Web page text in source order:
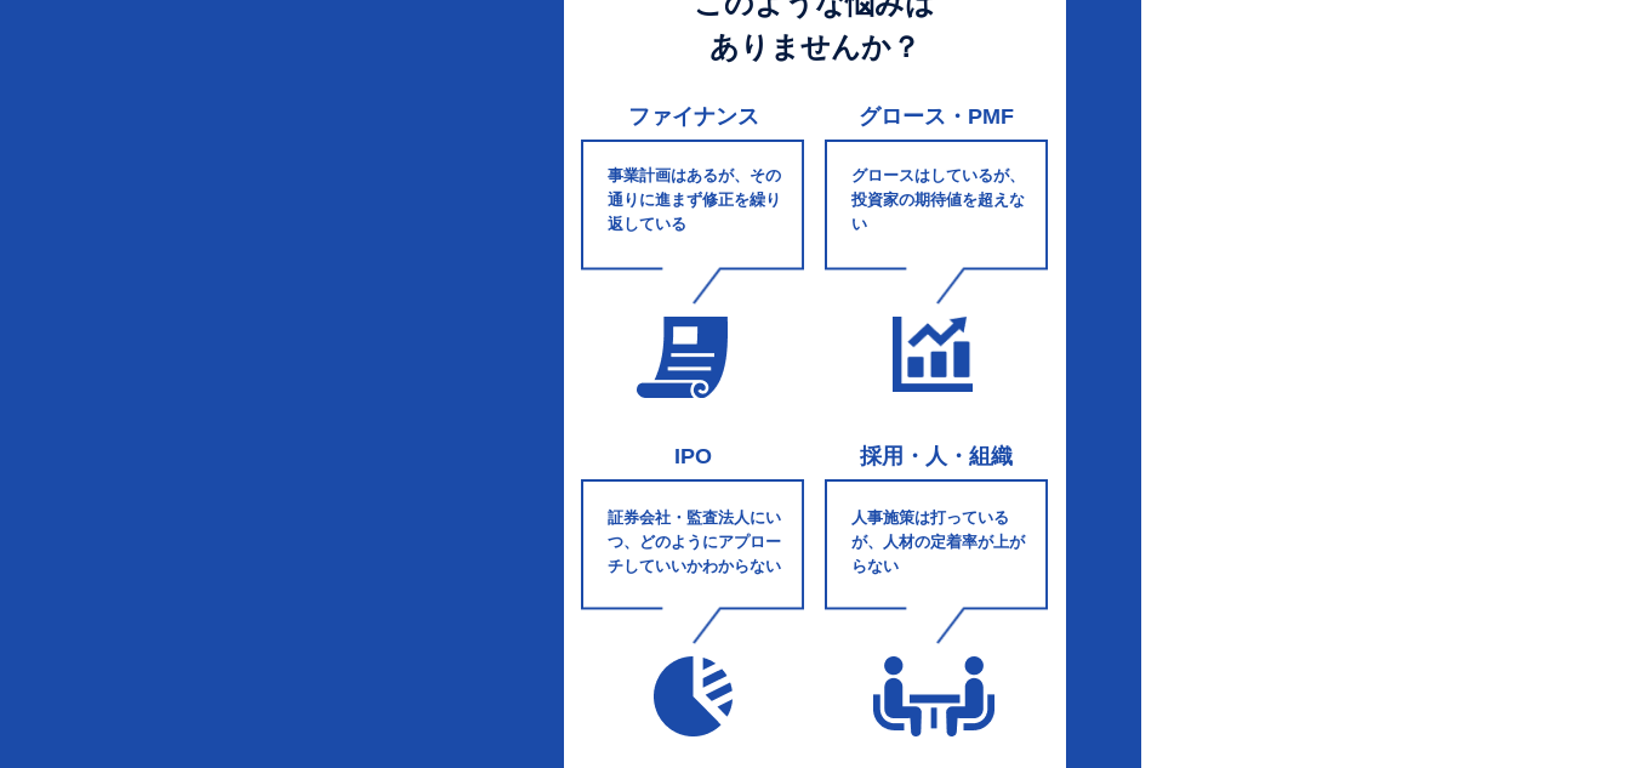
ありませんか？
ファイナンス
事業計画はあるが、その
通りに進まず修正を繰り
返している
グロース・PMF
グロースはしているが、
投資家の期待値を超えな
い
IPO
証券会社・監査法人にい
つ、どのようにアプロー
チしていいかわからない
採用・人・組織
人事施策は打っている
が、人材の定着率が上が
らない